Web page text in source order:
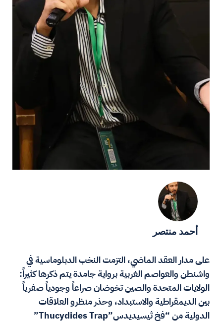
أحمد منتصر
على مدار العقد الماضي، التزمت النخب الدبلوماسية في
واشنطن والعواصم الغربية برواية جامدة يتم ذكرها كثيراً:
الولايات المتحدة والصين تخوضان صراعاً وجودياً صفرياً
بين الديمقراطية والاستبداد، وحذر منظرو العلاقات
الدولية من “فخ ثيسيديدس”Thucydides Trap”